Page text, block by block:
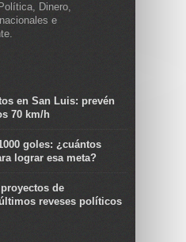
Dinero,
e
en San Luis: prevén
70 km/h
goles: ¿cuántos
lograr esa meta?
de
reveses políticos